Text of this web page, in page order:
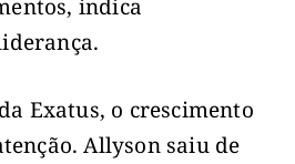
indica
Exatus, o crescimento
Allyson saiu de